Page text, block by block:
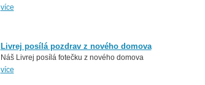
více
Livrej posílá pozdrav z nového domova
Náš Livrej posílá fotečku z nového domova
více